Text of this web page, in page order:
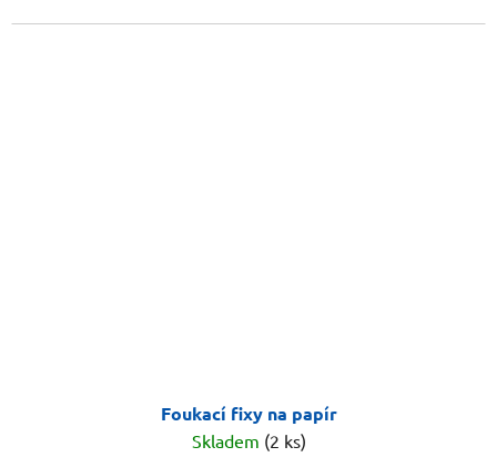
Foukací fixy na papír
Skladem (2 ks)